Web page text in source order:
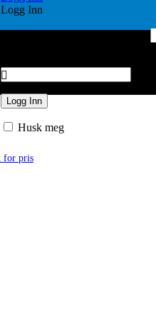
Logg Inn
Logg Inn
Husk meg